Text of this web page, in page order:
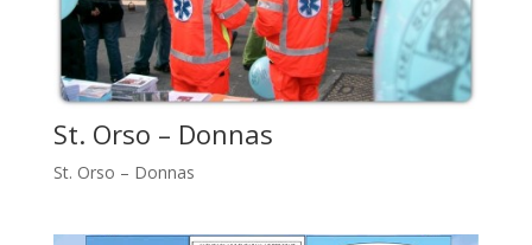
St. Orso – Donnas
St. Orso – Donnas